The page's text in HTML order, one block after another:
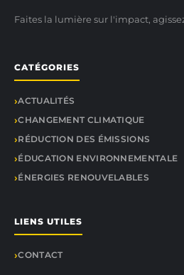
Faites la lumière sur l'impact,
CATÉGORIES
ACTUALITÉS
CHANGEMENT CLIMATIQUE
RÉDUCTION DES ÉMISSIONS
ÉDUCATION ENVIRONNEMENTALE
ÉNERGIES RENOUVELABLES
LIENS UTILES
CONTACT